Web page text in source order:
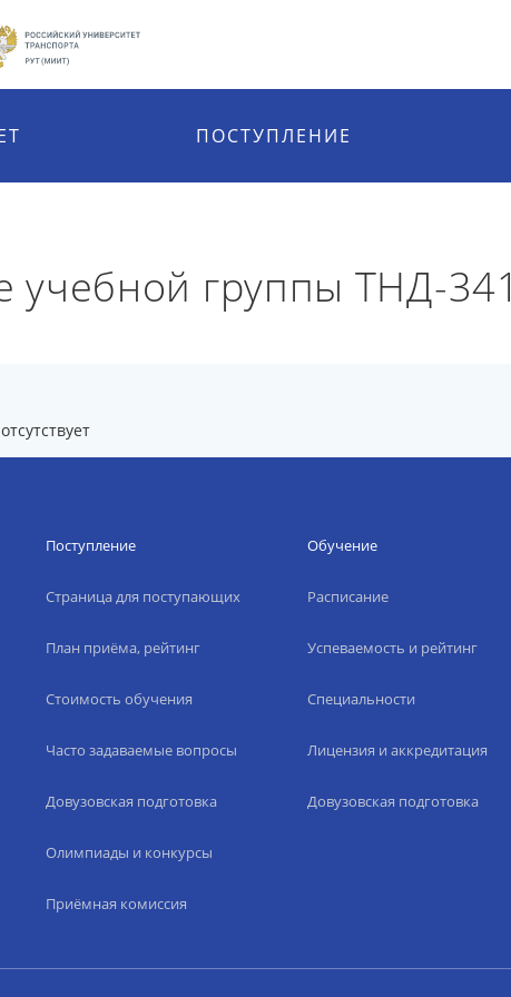
ПОСТУПЛЕНИЕ
учебной группы ТНД-341
Поступление
Страница для поступающих
План приёма, рейтинг
Стоимость обучения
Часто задаваемые вопросы
Довузовская подготовка
Олимпиады и конкурсы
Приёмная комиссия
Обучение
Расписание
Успеваемость и рейтинг
Специальности
Лицензия и аккредитация
Довузовская подготовка